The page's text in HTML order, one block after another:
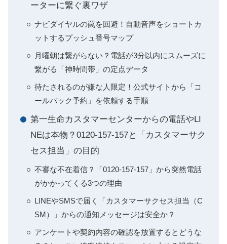
ーターに繋ぐ裏ワザ
ナビダイヤルの罠を回避！自動音声をショートカ
ットするプッシュ番号マップ
月曜朝は繋がらない？電話が3分以内にスムーズに
繋がる「神時間帯」の定点データ
待たされるのが嫌な人限定！公式サイトから「コ
ールバック予約」を依頼する手順
第一生命カスタマーセンターからの電話やLI
NEは本物？0120-157-157と「カスタマーサク
セス担当」の目的
不審な不在着信？「0120-157-157」から突然電話
がかかってくる3つの理由
LINEやSMSで届く「カスタマーサクセス担当（C
SM）」からの通知メッセージは安全か？
アンケートや契約内容の確認を放置するとどうな